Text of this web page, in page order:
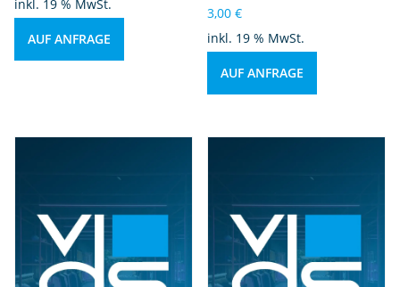
inkl. 19 % MwSt.
AUF ANFRAGE
3,00€
inkl. 19 % MwSt.
AUF ANFRAGE